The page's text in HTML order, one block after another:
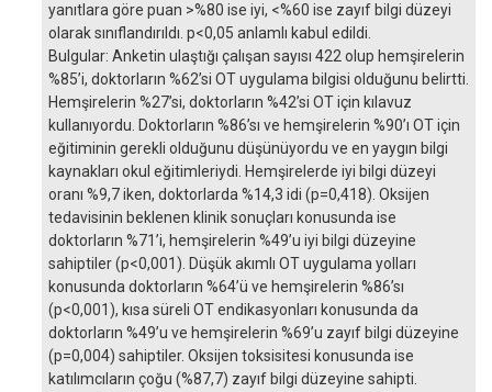
yanıtlara göre puan >%80 ise iyi, <%60 ise zayıf bilgi düzeyi
olarak sınıflandırıldı. p<0,05 anlamlı kabul edildi.
Bulgular: Anketin ulaştığı çalışan sayısı 422 olup hemşirelerin
%85’i, doktorların %62’si OT uygulama bilgisi olduğunu belirtti.
Hemşirelerin %27’si, doktorların %42’si OT için kılavuz
kullanıyordu. Doktorların %86’sı ve hemşirelerin %90’ı OT için
eğitiminin gerekli olduğunu düşünüyordu ve en yaygın bilgi
kaynakları okul eğitimleriydi. Hemşirelerde iyi bilgi düzeyi
oranı %9,7 iken, doktorlarda %14,3 idi (p=0,418). Oksijen
tedavisinin beklenen klinik sonuçları konusunda ise
doktorların %71’i, hemşirelerin %49’u iyi bilgi düzeyine
sahiptiler (p<0,001). Düşük akımlı OT uygulama yolları
konusunda doktorların %64’ü ve hemşirelerin %86’sı
(p<0,001), kısa süreli OT endikasyonları konusunda da
doktorların %49’u ve hemşirelerin %69’u zayıf bilgi düzeyine
(p=0,004) sahiptiler. Oksijen toksisitesi konusunda ise
katılımcıların çoğu (%87,7) zayıf bilgi düzeyine sahipti.